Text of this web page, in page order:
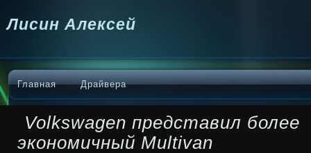
Лисин Алексей
Главная Драйвера
Volkswagen представил более
экономичный Multivan